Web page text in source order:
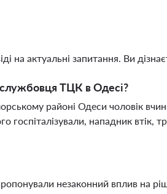
на актуальні запитання. Ви
ТЦК в Одесі?
районі Одеси чоловік
нападник втік,
незаконний вплив на